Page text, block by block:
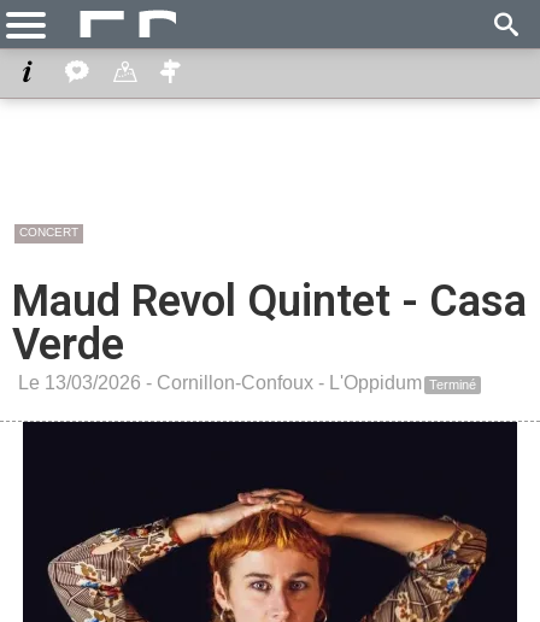
CONCERT
Maud Revol Quintet - Casa
Verde
Le 13/03/2026 - Cornillon-Confoux - L'Oppidum Terminé